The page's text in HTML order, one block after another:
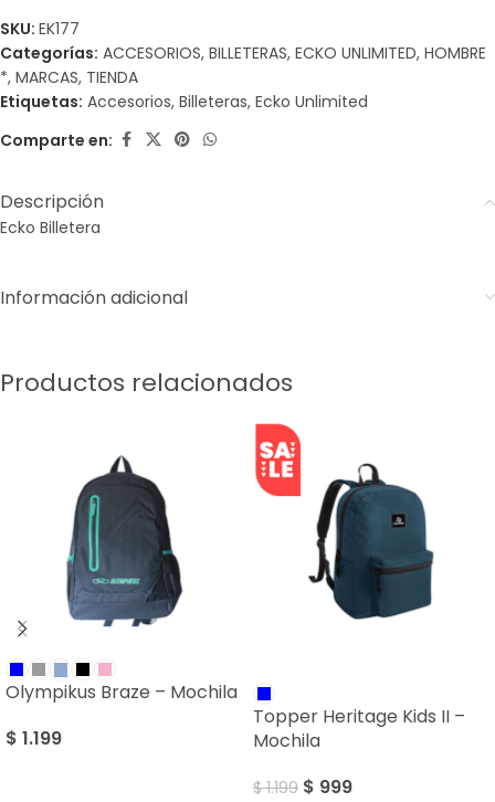
SKU: EK177
Categorías: ACCESORIOS, BILLETERAS, ECKO UNLIMITED, HOMBRE
*, MARCAS, TIENDA
Etiquetas: Accesorios, Billeteras, Ecko Unlimited
Comparte en:
Descripción
Ecko Billetera
Información adicional
Productos relacionados
Olympikus Braze – Mochila
$ 1.199
Topper Heritage Kids II –
Mochila
$1.199 $ 999